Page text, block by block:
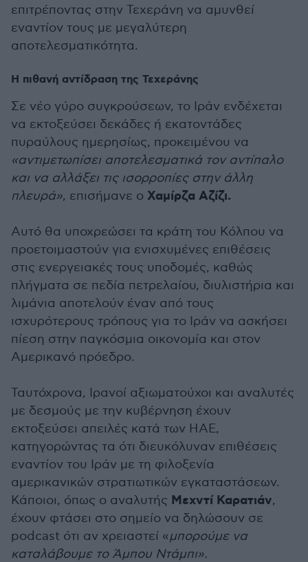
επιτρέποντας στην Τεχεράνη να αμυνθεί
εναντίον τους με μεγαλύτερη
αποτελεσματικότητα.
Η πιθανή αντίδραση της Τεχεράνης
Σε νέο γύρο συγκρούσεων, το Ιράν ενδέχεται
να εκτοξεύσει δεκάδες ή εκατοντάδες
πυραύλους ημερησίως, προκειμένου να
«αντιμετωπίσει αποτελεσματικά τον αντίπαλο
και να αλλάξει τις ισορροπίες στην άλλη
πλευρά», επισήμανε ο Χαμίρζα Αζίζι.
Αυτό θα υποχρεώσει τα κράτη του Κόλπου να
προετοιμαστούν για ενισχυμένες επιθέσεις
στις ενεργειακές τους υποδομές, καθώς
πλήγματα σε πεδία πετρελαίου, διυλιστήρια και
λιμάνια αποτελούν έναν από τους
ισχυρότερους τρόπους για το Ιράν να ασκήσει
πίεση στην παγκόσμια οικονομία και στον
Αμερικανό πρόεδρο.
Ταυτόχρονα, Ιρανοί αξιωματούχοι και αναλυτές
με δεσμούς με την κυβέρνηση έχουν
εκτοξεύσει απειλές κατά των ΗΑΕ,
κατηγορώντας τα ότι διευκόλυναν επιθέσεις
εναντίον του Ιράν με τη φιλοξενία
αμερικανικών στρατιωτικών εγκαταστάσεων.
Κάποιοι, όπως ο αναλυτής Μεχντί Καρατιάν,
έχουν φτάσει στο σημείο να δηλώσουν σε
podcast ότι αν χρειαστεί «μπορούμε να
καταλάβουμε το Άμπου Ντάμπι».